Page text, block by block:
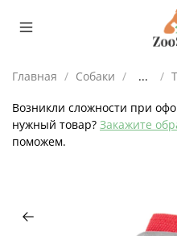
Главная Собаки ...
Возникли сложности при
нужный товар? Закажите
поможем.